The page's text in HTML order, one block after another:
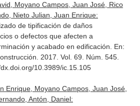
Moyano Campos, Juan José, Rico
Nieto Julian, Juan Enrique:
de tipificación de daños
o defectos que afecten a
y acabado en edificación. En:
. 2017. Vol. 69. Núm. 545.
10.3989/ic.15.105
Enrique, Moyano Campos, Juan José,
Antón, Daniel: